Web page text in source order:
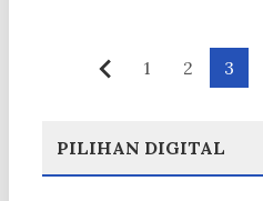
PaginasiSebelumnya
1 2 3
PILIHAN DIGITAL